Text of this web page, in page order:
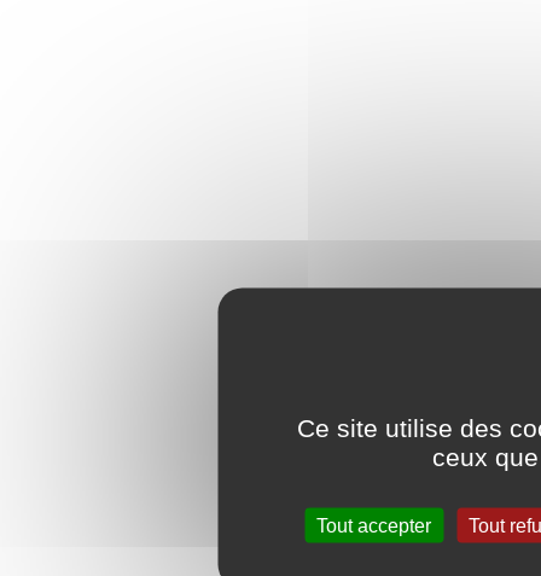
Ce site utilise des
ceux
Tout accepter Tout